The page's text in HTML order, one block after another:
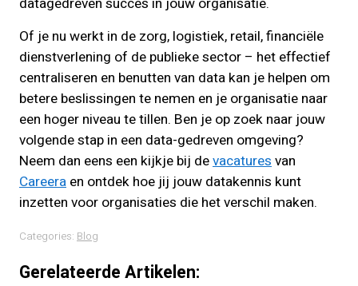
Of je nu werkt in de zorg, logistiek, retail, financiële
dienstverlening of de publieke sector – het effectief
centraliseren en benutten van data kan je helpen om
betere beslissingen te nemen en je organisatie naar
een hoger niveau te tillen. Ben je op zoek naar jouw
volgende stap in een data-gedreven omgeving?
Neem dan eens een kijkje bij devacaturesvan
Careera en ontdek hoe jij jouw datakennis kunt
inzetten voor organisaties die het verschil maken.
Categories: Blog
Gerelateerde Artikelen: